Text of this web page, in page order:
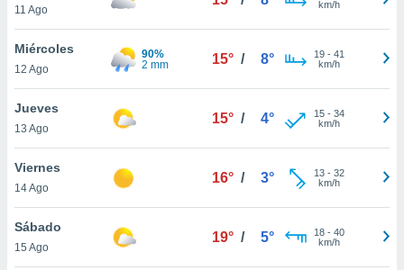
más
nuestra
y
disponible
11 Ago
km/h
Miércoles
12 Ago
90%
2 mm
15° / 8° 19- 41
km/h
Jueves
13 Ago
15° / 4° 15- 34
km/h
Viernes
14 Ago
16° / 3° 13- 32
km/h
Sábado
15 Ago
19° / 5° 18- 40
km/h